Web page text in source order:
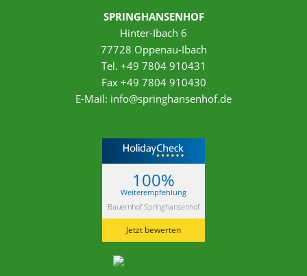
SPRINGHANSENHOF
Hinter-Ibach 6
77728 Oppenau-Ibach
Tel. +49 7804 910431
Fax +49 7804 910430
E-Mail: info@springhansenhof.de
100%
Weiterempfehlung
Bauernhof Springhansenhof
Jetzt bewerten